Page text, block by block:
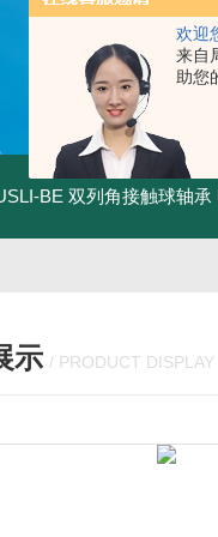
欢迎
来自
助您
BE 双列角接触球轴承
示 / PRODUCT DISPLAY